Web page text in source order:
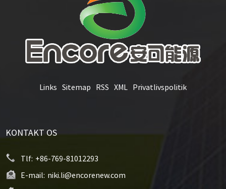
Links Sitemap RSS XML Privatlivspolitik
KONTAKT OS
Tlf: +86-769-81012293
E-mail: niki.li@encorenew.com